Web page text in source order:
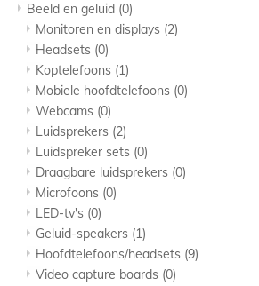
Beeld en geluid (0)
Monitoren en displays (2)
Headsets (0)
Koptelefoons (1)
Mobiele hoofdtelefoons (0)
Webcams (0)
Luidsprekers (2)
Luidspreker sets (0)
Draagbare luidsprekers (0)
Microfoons (0)
LED-tv's (0)
Geluid-speakers (1)
Hoofdtelefoons/headsets (9)
Video capture boards (0)